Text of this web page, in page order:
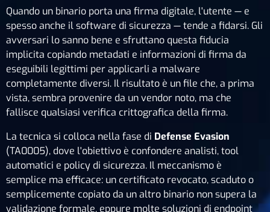
Quando un binario porta una firma digitale, l'utente — e
spesso anche il software di sicurezza — tende a fidarsi. Gli
avversari lo sanno bene e sfruttano questa fiducia
implicita copiando metadati e informazioni di firma da
eseguibili legittimi per applicarli a malware
completamente diversi. Il risultato è un file che, a prima
vista, sembra provenire da un vendor noto, ma che
fallisce qualsiasi verifica crittografica della firma.
La tecnica si colloca nella fase di Defense Evasion
(TA0005), dove l'obiettivo è confondere analisti, tool
automatici e policy di sicurezza. Il meccanismo è
semplice ma efficace: un certificato revocato, scaduto o
semplicemente copiato da un altro binario non supera la
validazione formale, eppure molte soluzioni di endpoint